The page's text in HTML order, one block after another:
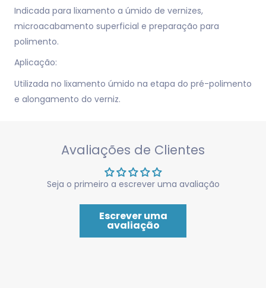
Indicada para lixamento a úmido de vernizes,
microacabamento superficial e preparação para
polimento.
Aplicação:
Utilizada no lixamento úmido na etapa do pré-polimento
e alongamento do verniz.
Avaliações de Clientes
Seja o primeiro a escrever uma avaliação
Escrever uma
avaliação